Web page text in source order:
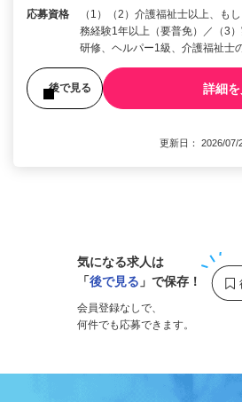
応募資格
（1）（2）介護福祉士以上、も
務経験1年以上（要普免）／（3
研修、ヘルパー1級、介護福祉士
後で見る 詳細
更新日： 2026/
気になる求人は
「後で見る 」で保存！
会員登録なしで、
何件でも応募できます。